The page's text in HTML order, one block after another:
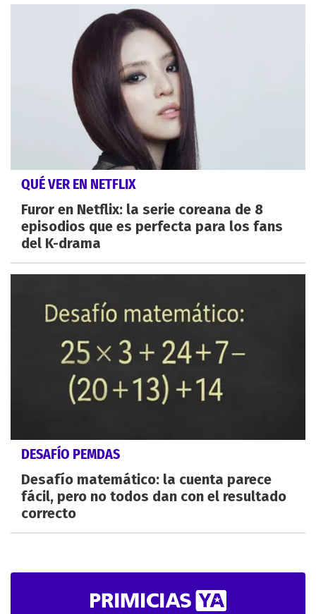
QUÉ VER EN NETFLIX
Furor en Netflix: la serie coreana de 8
episodios que es perfecta para los fans
del K-drama
DESAFÍO PEMDAS
Desafío matemático: la cuenta parece
fácil, pero no todos dan con el resultado
correcto